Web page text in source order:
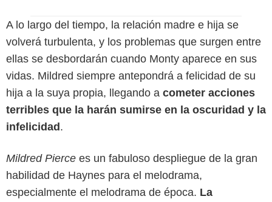
A lo largo del tiempo, la relación madre e hija se
volverá turbulenta, y los problemas que surgen entre
ellas se desbordarán cuando Monty aparece en sus
vidas. Mildred siempre antepondrá a felicidad de su
hija a la suya propia, llegando a cometer acciones
terribles que la harán sumirse en la oscuridad y la
infelicidad.
Mildred Pierce es un fabuloso despliegue de la gran
habilidad de Haynes para el melodrama,
especialmente el melodrama de época. La